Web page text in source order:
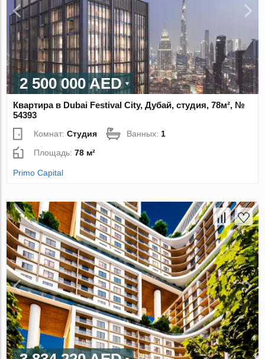
2 500 000 AED
Квартира в Dubai Festival City, Дубай, студия, 78м², №
54393
Комнат:Студия Ванных:1
Площадь:78 м²
Primo Capital